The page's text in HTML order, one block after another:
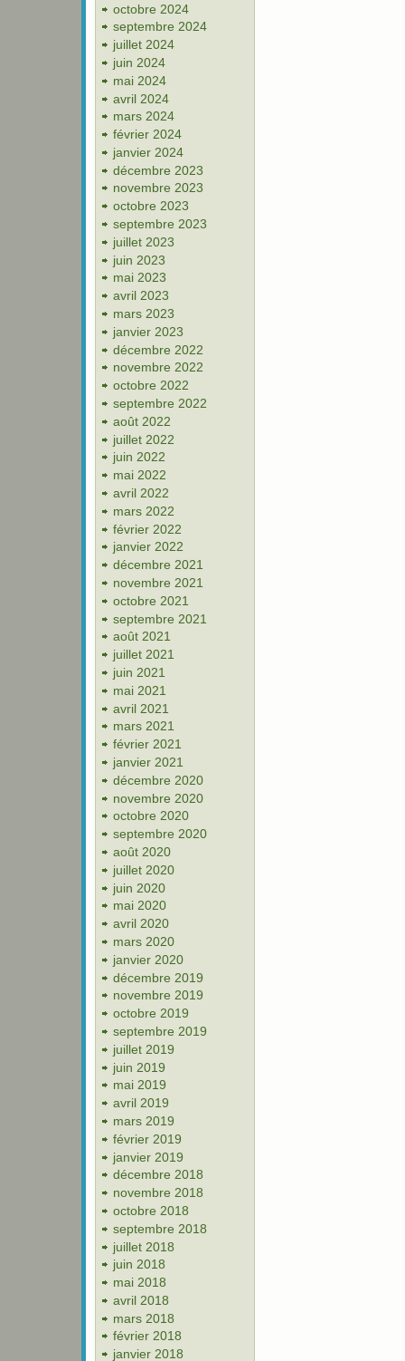
octobre 2024
septembre 2024
juillet 2024
juin 2024
mai 2024
avril 2024
mars 2024
février 2024
janvier 2024
décembre 2023
novembre 2023
octobre 2023
septembre 2023
juillet 2023
juin 2023
mai 2023
avril 2023
mars 2023
janvier 2023
décembre 2022
novembre 2022
octobre 2022
septembre 2022
août 2022
juillet 2022
juin 2022
mai 2022
avril 2022
mars 2022
février 2022
janvier 2022
décembre 2021
novembre 2021
octobre 2021
septembre 2021
août 2021
juillet 2021
juin 2021
mai 2021
avril 2021
mars 2021
février 2021
janvier 2021
décembre 2020
novembre 2020
octobre 2020
septembre 2020
août 2020
juillet 2020
juin 2020
mai 2020
avril 2020
mars 2020
janvier 2020
décembre 2019
novembre 2019
octobre 2019
septembre 2019
juillet 2019
juin 2019
mai 2019
avril 2019
mars 2019
février 2019
janvier 2019
décembre 2018
novembre 2018
octobre 2018
septembre 2018
juillet 2018
juin 2018
mai 2018
avril 2018
mars 2018
février 2018
janvier 2018